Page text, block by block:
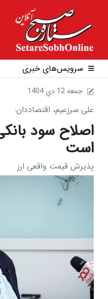
سرویس‌های خبری
1404 جمعه 12 دي
علی سرزعیم، اقتصاددان:
اصلاح سود
است
پذیرش قیمت واقعی ارز